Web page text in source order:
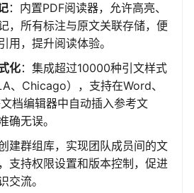
：内置PDF阅读器，允许高亮、
，所有标注与原文关联存储，便
用，提升阅读体验。
化：集成超过10000种引文样式
、Chicago），支持在Word、
档编辑器中自动插入参考文
确无误。
建群组库，实现团队成员间的文
支持权限设置和版本控制，促进
交流。